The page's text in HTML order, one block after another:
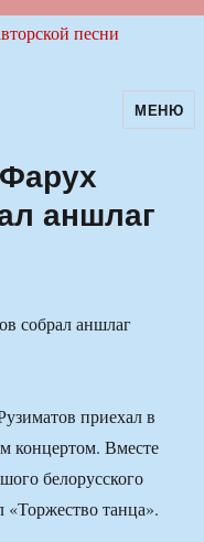
авторскойМЕНЮ
аншлаг
приехал в
концертом. Вместе
белорусского
«Торжество танца».